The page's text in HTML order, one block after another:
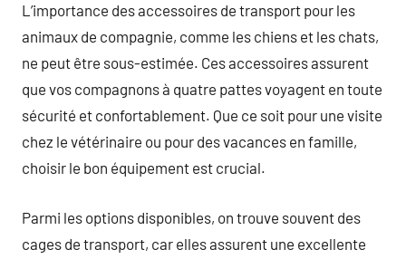
L’importance des accessoires de transport pour les
animaux de compagnie, comme les chiens et les chats,
ne peut être sous-estimée. Ces accessoires assurent
que vos compagnons à quatre pattes voyagent en toute
sécurité et confortablement. Que ce soit pour une visite
chez le vétérinaire ou pour des vacances en famille,
choisir le bon équipement est crucial.
Parmi les options disponibles, on trouve souvent des
cages de transport, car elles assurent une excellente